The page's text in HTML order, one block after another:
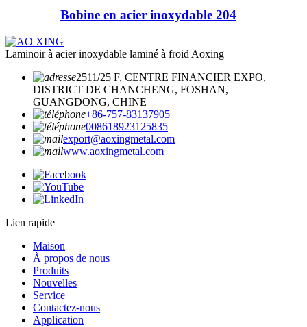
Bobine en acier inoxydable 204
Laminoir à acier inoxydable laminé à froid Aoxing
2511/25 F, CENTRE FINANCIER EXPO,
DISTRICT DE CHANCHENG, FOSHAN,
GUANGDONG, CHINE
+86-757-83137905
008618923125835
export@aoxingmetal.com
www.aoxingmetal.com
Lien rapide
Maison
À propos de nous
Produits
Nouvelles
Service
Contactez-nous
Application